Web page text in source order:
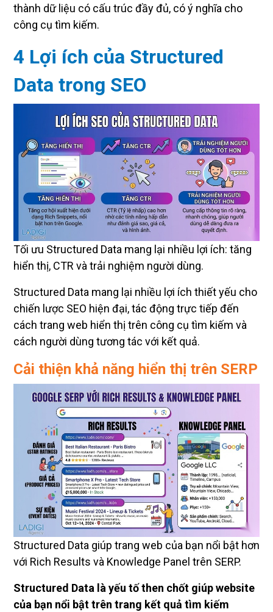
thành dữ liệu có cấu trúc đầy đủ, có ý nghĩa cho
công cụ tìm kiếm.
4 Lợi ích của Structured
Data trong SEO
Tối ưu Structured Data mang lại nhiều lợi ích: tăng
hiển thị, CTR và trải nghiệm người dùng.
Structured Data mang lại nhiều lợi ích thiết yếu cho
chiến lược SEO hiện đại, tác động trực tiếp đến
cách trang web hiển thị trên công cụ tìm kiếm và
cách người dùng tương tác với kết quả.
Cải thiện khả năng hiển thị trên SERP
Structured Data giúp trang web của bạn nổi bật hơn
với Rich Results và Knowledge Panel trên SERP.
Structured Data là yếu tố then chốt giúp website
của bạn nổi bật trên trang kết quả tìm kiếm